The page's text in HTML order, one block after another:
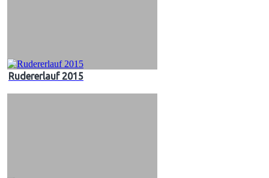
Rudererlauf 2015